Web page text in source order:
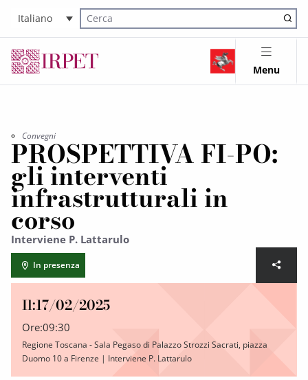
Italiano
Cerca nel sito
Menu
Convegni
PROSPETTIVA FI-PO:
gli interventi
infrastrutturali in
corso
Interviene P. Lattarulo
In presenza
Il:17/02/2025
Ore:09:30
Regione Toscana - Sala Pegaso di Palazzo Strozzi Sacrati, piazza
Duomo 10 a Firenze | Interviene P. Lattarulo